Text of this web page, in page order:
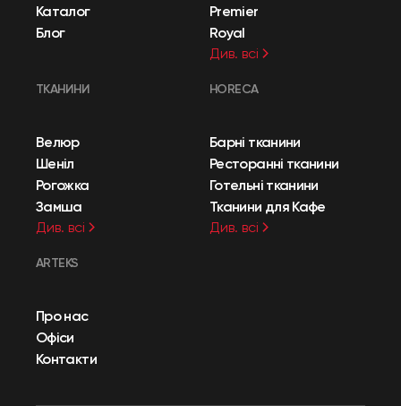
Каталог
Блог
Premier
Royal
Див. всі
ТКАНИНИ
Велюр
Шеніл
Рогожка
Замша
Див. всі
HORECA
Барні тканини
Ресторанні тканини
Готельні тканини
Тканини для Кафе
Див. всі
ARTEKS
Про нас
Офіси
Контакти